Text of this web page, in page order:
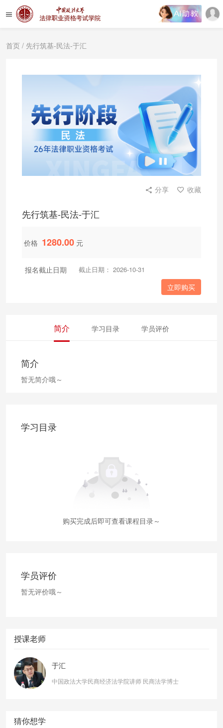
首页 / 先行筑基-民法-于汇
分享 收藏
先行筑基-民法-于汇
价格 1280.00 元
报名截止日期 截止日期： 2026-10-31
立即购买
简介 学习目录 学员评价
简介
暂无简介哦～
学习目录
购买完成后即可查看课程目录～
学员评价
暂无评价哦～
授课老师
于汇
中国政法大学民商经济法学院讲师​ 民商法学博士
猜你想学